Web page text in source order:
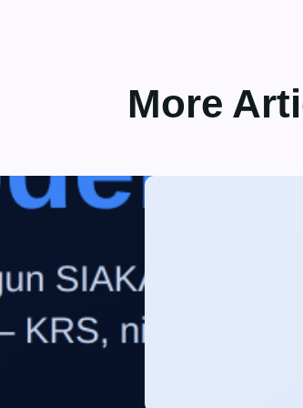
More